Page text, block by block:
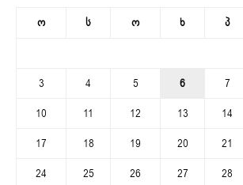
ო ს ო ხ პ
3
4 5 6 7
10
11 12 13 14
17
18 19 20 21
24
25 26 27 28